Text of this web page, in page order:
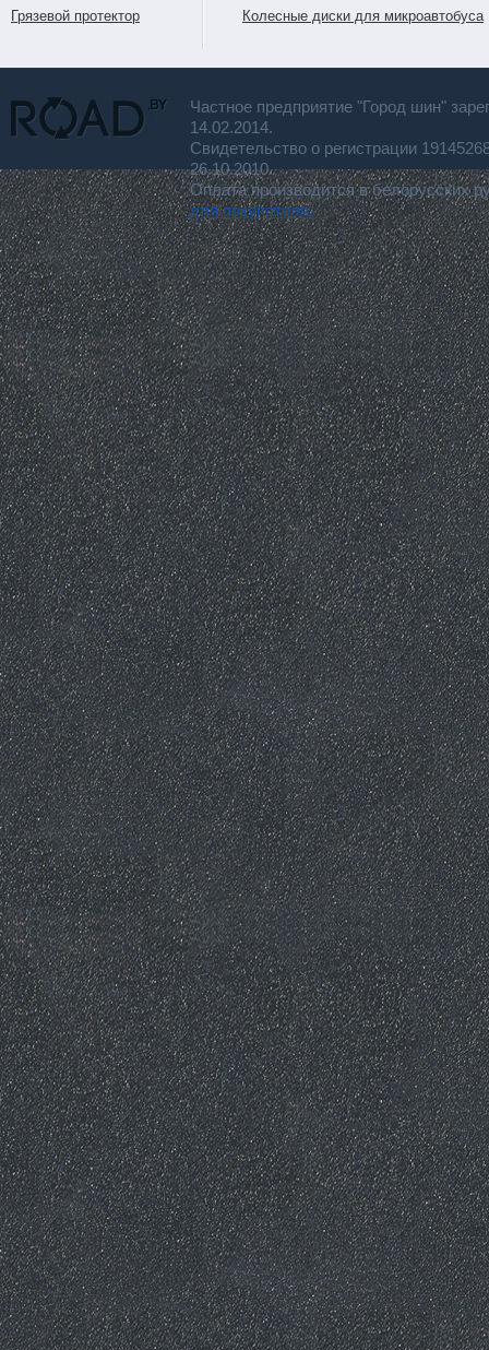
Грязевой протектор Колесные диски для микроавтобуса
Частное предприятие "Город шин"
14.02.2014.
Свидетельство о регистрации
26.10.2010.
Оплата производится в белорусских
для покупателя.